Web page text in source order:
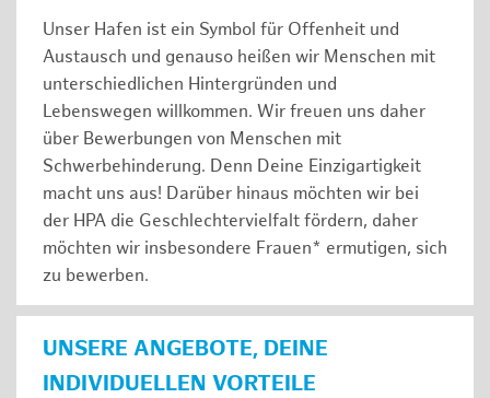
Unser Hafen ist ein Symbol für Offenheit und
Austausch und genauso heißen wir Menschen mit
unterschiedlichen Hintergründen und
Lebenswegen willkommen. Wir freuen uns daher
über Bewerbungen von Menschen mit
Schwerbehinderung. Denn Deine Einzigartigkeit
macht uns aus! Darüber hinaus möchten wir bei
der HPA die Geschlechtervielfalt fördern, daher
möchten wir insbesondere Frauen* ermutigen, sich
zu bewerben.
UNSERE ANGEBOTE, DEINE
INDIVIDUELLEN VORTEILE